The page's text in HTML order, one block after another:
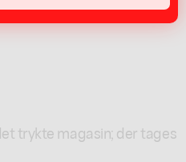
trykte magasin; der tages